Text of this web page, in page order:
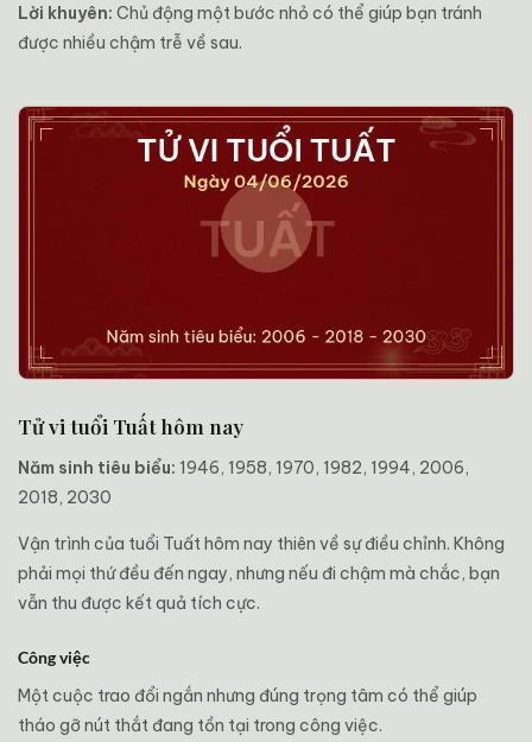
Lời khuyên: Chủ động một bước nhỏ có thể giúp bạn tránh
được nhiều chậm trễ về sau.
Tử vi tuổi Tuất hôm nay
Năm sinh tiêu biểu: 1946, 1958, 1970, 1982, 1994, 2006,
2018, 2030
Vận trình của tuổi Tuất hôm nay thiên về sự điều chỉnh. Không
phải mọi thứ đều đến ngay, nhưng nếu đi chậm mà chắc, bạn
vẫn thu được kết quả tích cực.
Công việc
Một cuộc trao đổi ngắn nhưng đúng trọng tâm có thể giúp
tháo gỡ nút thắt đang tồn tại trong công việc.